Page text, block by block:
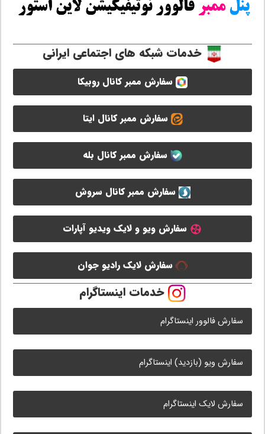
خدمات شبکه های اجتماعی ایرانی
سفارش ممبر کانال روبیکا
سفارش ممبر کانال ایتا
سفارش ممبر کانال بله
سفارش ممبر کانال سروش
سفارش ویو و لایک ویدیو آپارات
سفارش لایک رادیو جوان
خدمات اینستاگرام
سفارش فالوور اینستاگرام
سفارش ویو (بازدید) اینستاگرام
سفارش لایک اینستاگرام